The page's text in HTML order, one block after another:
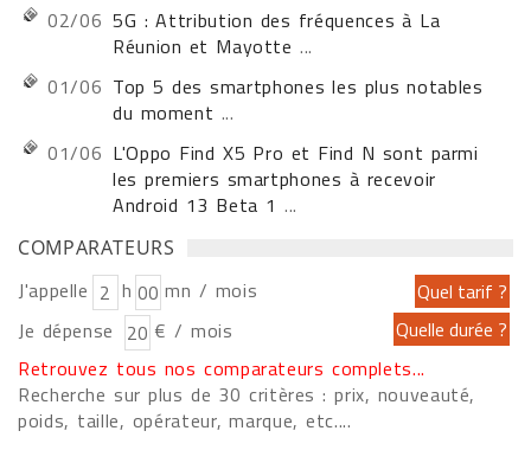
02/06 5G : Attribution des fréquences à La
Réunion et Mayotte ...
01/06 Top 5 des smartphones les plus notables
du moment ...
01/06 L'Oppo Find X5 Pro et Find N sont parmi
les premiers smartphones à recevoir
Android 13 Beta 1 ...
COMPARATEURS
J'appelle h
mn / mois
Je dépense
€ / mois
Retrouvez tous nos comparateurs complets...
Recherche sur plus de 30 critères : prix, nouveauté,
poids, taille, opérateur, marque, etc....